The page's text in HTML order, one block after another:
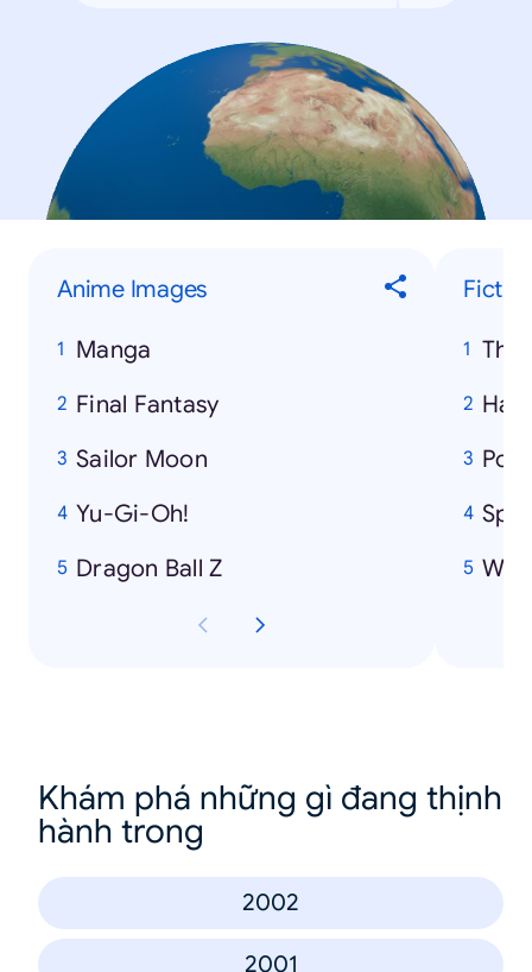
Anime Images
Manga
Final Fantasy
Sailor Moon
Yu-Gi-Oh!
Dragon Ball Z
The
Khám phá những gì đang thịnh
hành trong
2002
2001